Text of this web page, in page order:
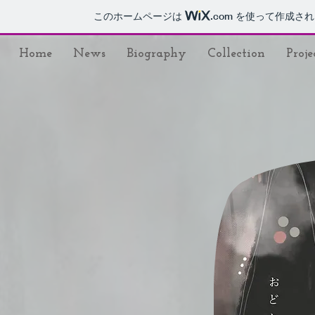
このホームページは .com を使って作成さ
Home News Biography Collection